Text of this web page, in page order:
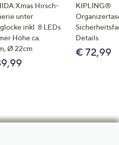
Xmas Hirsch-
unter
inkl. 8 LEDs
Höhe ca.
Ø 22cm
KIPLING®
Details
€ 72,99